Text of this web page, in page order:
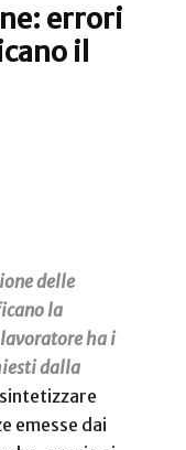
errori
il
delle
la
ha i
dalla
emesse dai